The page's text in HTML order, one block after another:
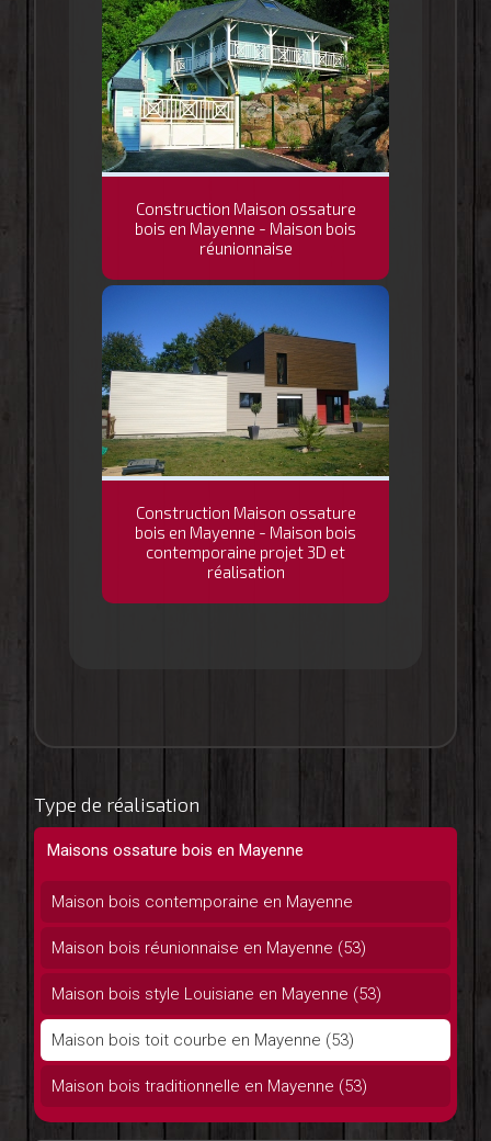
Construction Maison ossature
bois en Mayenne - Maison bois
réunionnaise
Construction Maison ossature
bois en Mayenne - Maison bois
contemporaine projet 3D et
réalisation
Type de réalisation
Maisons ossature bois en Mayenne
Maison bois contemporaine en Mayenne
Maison bois réunionnaise en Mayenne (53)
Maison bois style Louisiane en Mayenne (53)
Maison bois toit courbe en Mayenne (53)
Maison bois traditionnelle en Mayenne (53)